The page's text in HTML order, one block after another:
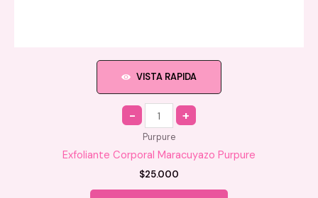
VISTA RAPIDA
Quantity
Purpure
Exfoliante Corporal Maracuyazo Purpure
$25.000